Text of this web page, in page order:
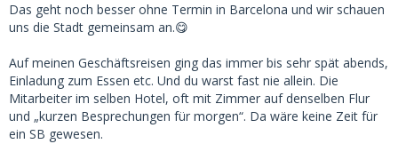
Das geht noch besser ohne Termin in Barcelona und wir schauen
uns die Stadt gemeinsam an.😋
Auf meinen Geschäftsreisen ging das immer bis sehr spät abends,
Einladung zum Essen etc. Und du warst fast nie allein. Die
Mitarbeiter im selben Hotel, oft mit Zimmer auf denselben Flur
und „kurzen Besprechungen für morgen“. Da wäre keine Zeit für
ein SB gewesen.